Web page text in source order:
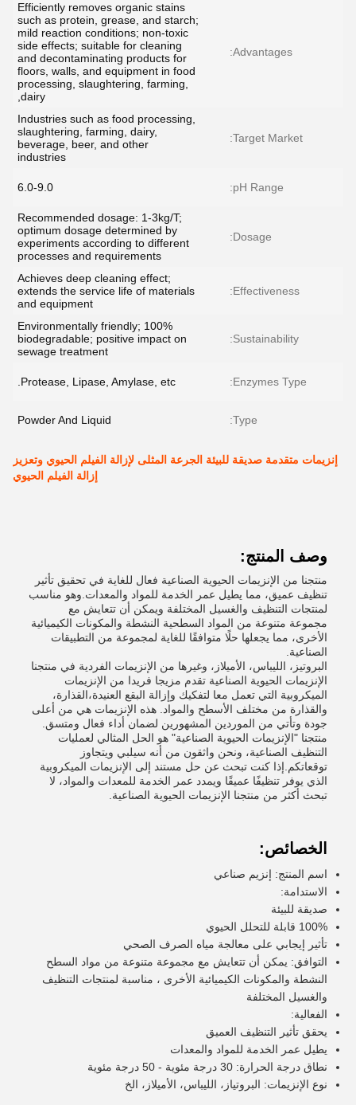
Advantages:
Efficiently removes organic stains
such as protein, grease, and starch;
mild reaction conditions; non-toxic
side effects; suitable for cleaning
and decontaminating products for
floors, walls, and equipment in food
processing, slaughtering, farming,
dairy,
Target Market:
Industries such as food processing,
slaughtering, farming, dairy,
beverage, beer, and other
industries
pH Range:
6.0-9.0
Dosage:
Recommended dosage: 1-3kg/T;
optimum dosage determined by
experiments according to different
processes and requirements
Effectiveness:
Achieves deep cleaning effect;
extends the service life of materials
and equipment
Sustainability:
Environmentally friendly; 100%
biodegradable; positive impact on
sewage treatment
Enzymes Type:
Protease, Lipase, Amylase, etc.
Type:
Powder And Liquid
إنزيمات متقدمة صديقة للبيئة الجرعة المثلى لإزالة الفيلم الحيوي وتعزيز
إزالة الفيلم الحيوي
وصف المنتج:
منتجنا من الإنزيمات الحيوية الصناعية فعال للغاية في تحقيق تأثير
تنظيف عميق، مما يطيل عمر الخدمة للمواد والمعدات.وهو مناسب
لمنتجات التنظيف والغسيل المختلفة ويمكن أن تتعايش مع
مجموعة متنوعة من المواد السطحية النشطة والمكونات الكيميائية
الأخرى، مما يجعلها حلًا متوافقًا للغاية لمجموعة من التطبيقات
الصناعية.
البروتيز، الليباس، الأميلاز، وغيرها من الإنزيمات الفردية في منتجنا
الإنزيمات الحيوية الصناعية تقدم مزيجا فريدا من الإنزيمات
الميكروبية التي تعمل معا لتفكيك وإزالة البقع العنيدة،القذارة،
والقذارة من مختلف الأسطح والمواد. هذه الإنزيمات هي من أعلى
جودة وتأتي من الموردين المشهورين لضمان أداء فعال ومتسق.
منتجنا "الإنزيمات الحيوية الصناعية" هو الحل المثالي لعمليات
التنظيف الصناعية، ونحن واثقون من أنه سيلبي ويتجاوز
توقعاتكم.إذا كنت تبحث عن حل مستند إلى الإنزيمات الميكروبية
الذي يوفر تنظيفًا عميقًا ويمدد عمر الخدمة للمعدات والمواد، لا
تبحث أكثر من منتجنا الإنزيمات الحيوية الصناعية.
الخصائص:
اسم المنتج: إنزيم صناعي
الاستدامة:
صديقة للبيئة
100% قابلة للتحلل الحيوي
تأثير إيجابي على معالجة مياه الصرف الصحي
التوافق: يمكن أن تتعايش مع مجموعة متنوعة من مواد السطح
النشطة والمكونات الكيميائية الأخرى ، مناسبة لمنتجات التنظيف
والغسيل المختلفة
الفعالية:
يحقق تأثير التنظيف العميق
يطيل عمر الخدمة للمواد والمعدات
نطاق درجة الحرارة: 30 درجة مئوية - 50 درجة مئوية
نوع الإنزيمات: البروتياز، الليباس، الأميلاز، الخ